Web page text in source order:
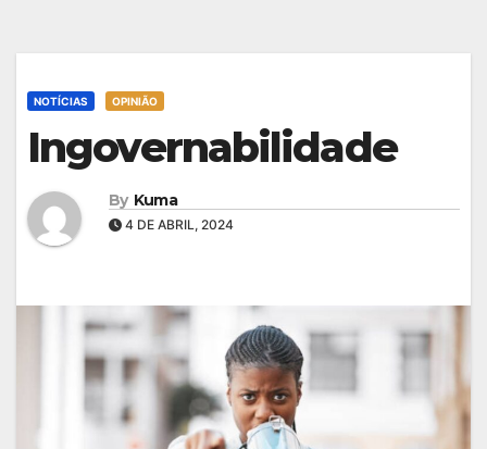
NOTÍCIAS OPINIÃO
Ingovernabilidade
By Kuma
4 DE ABRIL, 2024